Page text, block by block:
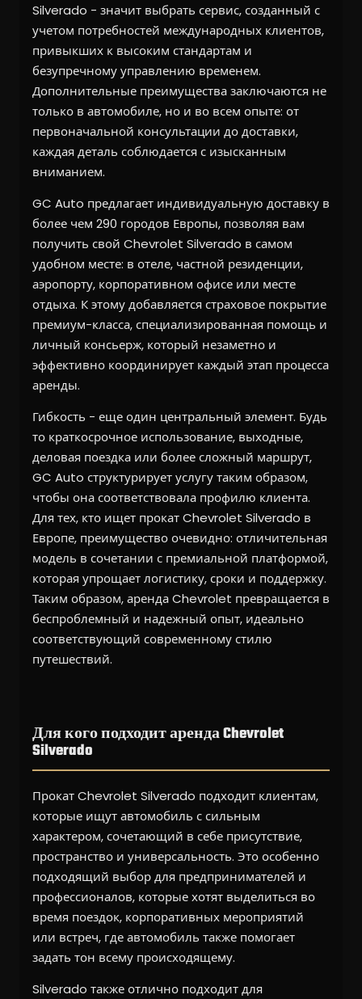
Silverado - значит выбрать сервис, созданный с
учетом потребностей международных клиентов,
привыкших к высоким стандартам и
безупречному управлению временем.
Дополнительные преимущества заключаются не
только в автомобиле, но и во всем опыте: от
первоначальной консультации до доставки,
каждая деталь соблюдается с изысканным
вниманием.
GC Auto предлагает индивидуальную доставку в
более чем 290 городов Европы, позволяя вам
получить свой Chevrolet Silverado в самом
удобном месте: в отеле, частной резиденции,
аэропорту, корпоративном офисе или месте
отдыха. К этому добавляется страховое покрытие
премиум-класса, специализированная помощь и
личный консьерж, который незаметно и
эффективно координирует каждый этап процесса
аренды.
Гибкость - еще один центральный элемент. Будь
то краткосрочное использование, выходные,
деловая поездка или более сложный маршрут,
GC Auto структурирует услугу таким образом,
чтобы она соответствовала профилю клиента.
Для тех, кто ищет прокат Chevrolet Silverado в
Европе, преимущество очевидно: отличительная
модель в сочетании с премиальной платформой,
которая упрощает логистику, сроки и поддержку.
Таким образом, аренда Chevrolet превращается в
беспроблемный и надежный опыт, идеально
соответствующий современному стилю
путешествий.
Для кого подходит аренда Chevrolet
Silverado
Прокат Chevrolet Silverado подходит клиентам,
которые ищут автомобиль с сильным
характером, сочетающий в себе присутствие,
пространство и универсальность. Это особенно
подходящий выбор для предпринимателей и
профессионалов, которые хотят выделиться во
время поездок, корпоративных мероприятий
или встреч, где автомобиль также помогает
задать тон всему происходящему.
Silverado также отлично подходит для